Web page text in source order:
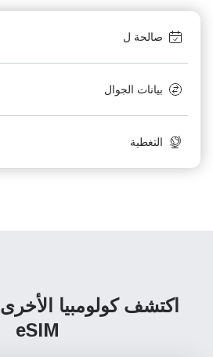
صالحة ل
بيانات الجوال
التغطية
اكتشف كولومبيا الأخرى
eSIM